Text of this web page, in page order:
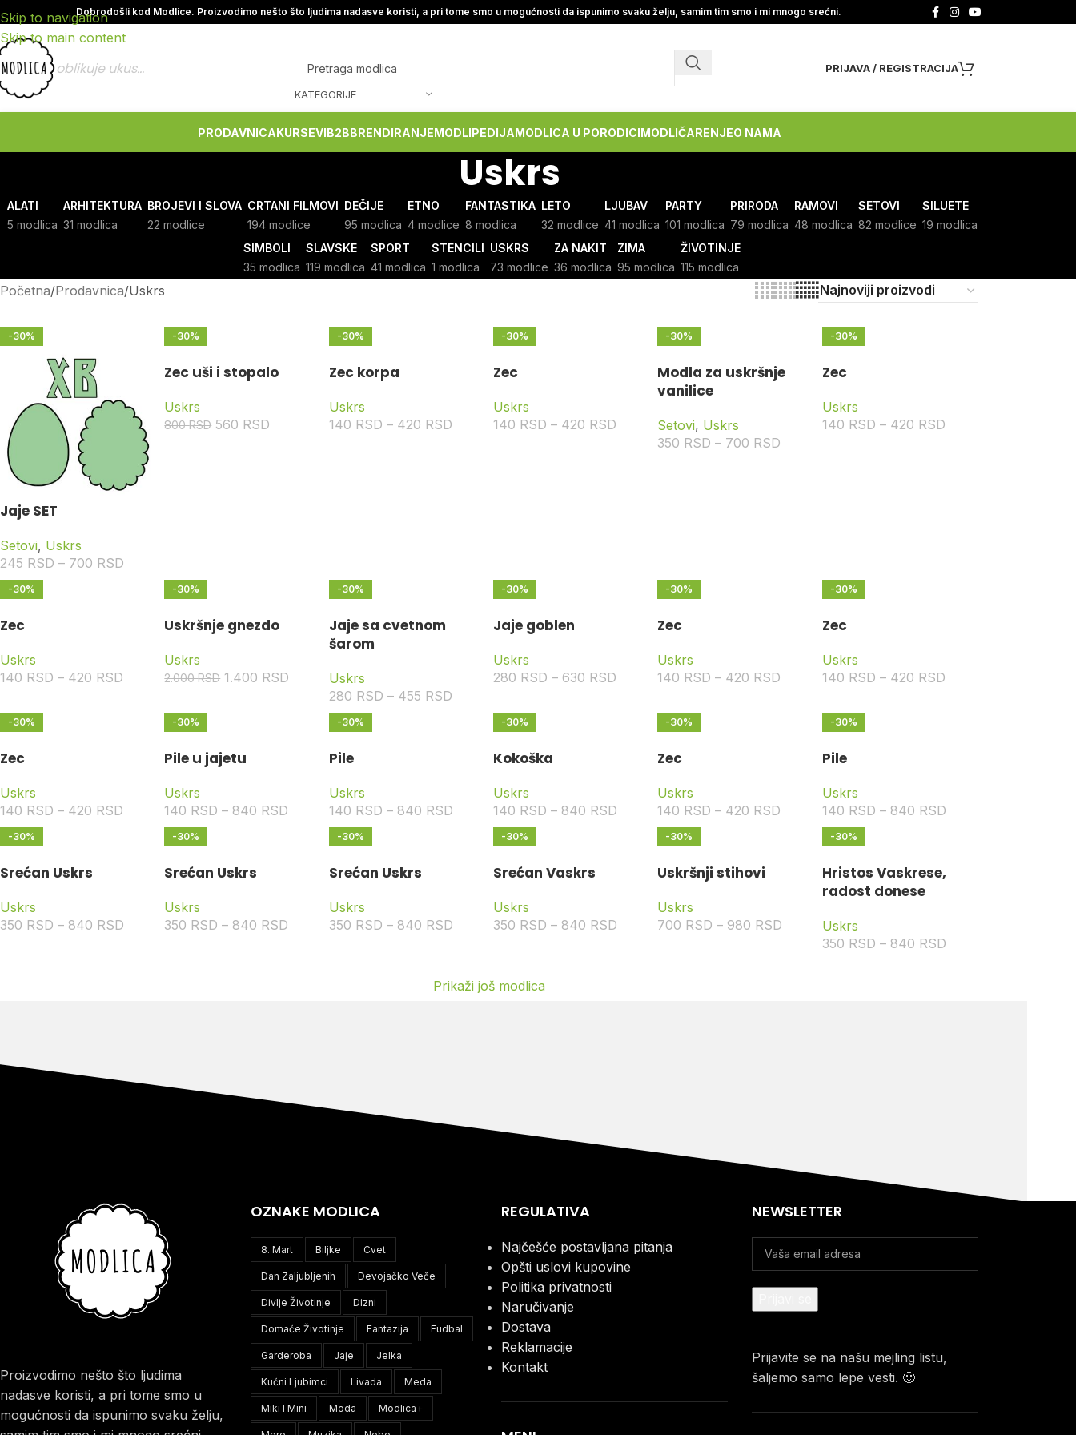
Skip to navigation
Skip to main content
Dobrodošli kod Modlice. Proizvodimo nešto što ljudima nadasve koristi, a pri tome smo u mogućnosti da ispunimo svaku želju, samim tim smo i mi mnogo srećni.
oblikuje ukus...
KATEGORIJE
PRIJAVA / REGISTRACIJA
PRODAVNICAKURSEVIB2BBRENDIRANJEMODLIPEDIJAMODLICA U PORODICIMODLIČARENJEO NAMA
Uskrs
ALATI
5 modlica
ARHITEKTURA
31 modlica
BROJEVI I SLOVA
22 modlice
CRTANI FILMOVI
194 modlice
DEČIJE
95 modlica
ETNO
4 modlice
FANTASTIKA
8 modlica
LETO
32 modlice
LJUBAV
41 modlica
PARTY
101 modlica
PRIRODA
79 modlica
RAMOVI
48 modlica
SETOVI
82 modlice
SILUETE
19 modlica
SIMBOLI
35 modlica
SLAVSKE
119 modlica
SPORT
41 modlica
STENCILI
1 modlica
USKRS
73 modlice
ZA NAKIT
36 modlica
ZIMA
95 modlica
ŽIVOTINJE
115 modlica
Početna Prodavnica Uskrs
-30%
Jaje SET
Setovi, Uskrs
245 RSD – 700 RSD
-30%
Zec uši i stopalo
Uskrs
800RSD 560 RSD
-30%
Zec korpa
Uskrs
140 RSD – 420 RSD
-30%
Zec
Uskrs
140 RSD – 420 RSD
-30%
Modla za uskršnje
vanilice
Setovi, Uskrs
350 RSD – 700 RSD
-30%
Zec
Uskrs
140 RSD – 420 RSD
-30%
Zec
Uskrs
140 RSD – 420 RSD
-30%
Uskršnje gnezdo
Uskrs
2.000RSD 1.400 RSD
-30%
Jaje sa cvetnom
šarom
Uskrs
280 RSD – 455 RSD
-30%
Jaje goblen
Uskrs
280 RSD – 630 RSD
-30%
Zec
Uskrs
140 RSD – 420 RSD
-30%
Zec
Uskrs
140 RSD – 420 RSD
-30%
Zec
Uskrs
140 RSD – 420 RSD
-30%
Pile u jajetu
Uskrs
140 RSD – 840 RSD
-30%
Pile
Uskrs
140 RSD – 840 RSD
-30%
Kokoška
Uskrs
140 RSD – 840 RSD
-30%
Zec
Uskrs
140 RSD – 420 RSD
-30%
Pile
Uskrs
140 RSD – 840 RSD
-30%
Srećan Uskrs
Uskrs
350 RSD – 840 RSD
-30%
Srećan Uskrs
Uskrs
350 RSD – 840 RSD
-30%
Srećan Uskrs
Uskrs
350 RSD – 840 RSD
-30%
Srećan Vaskrs
Uskrs
350 RSD – 840 RSD
-30%
Uskršnji stihovi
Uskrs
700 RSD – 980 RSD
-30%
Hristos Vaskrese,
radost donese
Uskrs
350 RSD – 840 RSD
Prikaži još modlica
Proizvodimo nešto što ljudima
nadasve koristi, a pri tome smo u
mogućnosti da ispunimo svaku želju,
OZNAKE MODLICA
8. Mart Biljke Cvet
Dan Zaljubljenih Devojačko Veče
Divlje Životinje Dizni
Domaće Životinje Fantazija Fudbal
Garderoba Jaje Jelka
Kućni Ljubimci Livada Meda
Miki I Mini Moda Modlica+
REGULATIVA
Najčešće postavljana pitanja
Opšti uslovi kupovine
Politika privatnosti
Naručivanje
Dostava
Reklamacije
Kontakt
NEWSLETTER
Prijavite se na našu mejling listu,
šaljemo samo lepe vesti. 🙂